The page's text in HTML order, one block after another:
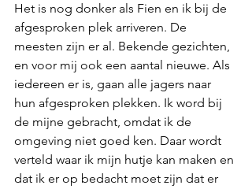
Het is nog donker als Fien en ik bij de
afgesproken plek arriveren. De
meesten zijn er al. Bekende gezichten,
en voor mij ook een aantal nieuwe. Als
iedereen er is, gaan alle jagers naar
hun afgesproken plekken. Ik word bij
de mijne gebracht, omdat ik de
omgeving niet goed ken. Daar wordt
verteld waar ik mijn hutje kan maken en
dat ik er op bedacht moet zijn dat er